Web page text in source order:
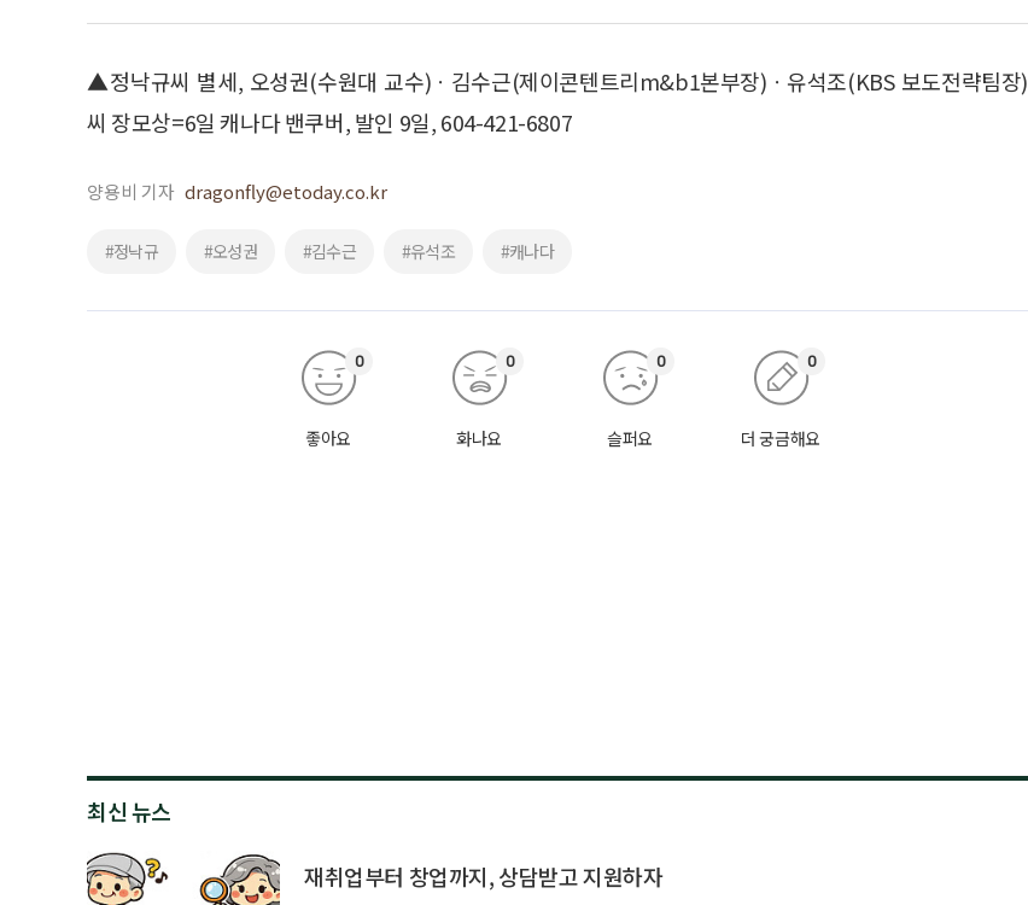
▲정낙규씨 별세, 오성권(수원대 교수)ㆍ김수근(제이콘텐트리m&b1본부장)ㆍ유석조(KBS 보도전략팀장)
씨 장모상=6일 캐나다 밴쿠버, 발인 9일, 604-421-6807
양용비 기자 dragonfly@etoday.co.kr
#정낙규 #오성권 #김수근 #유석조 #캐나다
좋아요
0
화나요
0
슬퍼요
0
더 궁금해요
0
최신 뉴스
재취업부터 창업까지, 상담받고 지원하자